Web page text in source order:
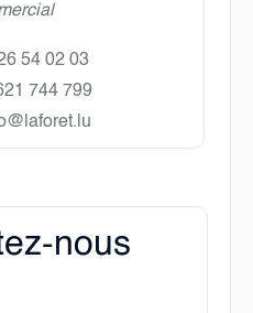
54 02 03
744 799
nous